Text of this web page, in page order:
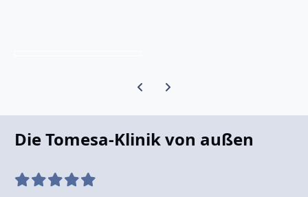
Vorherige Karussell-Folie
Nächste Karussell-Folie
Die Tomesa-Klinik von außen